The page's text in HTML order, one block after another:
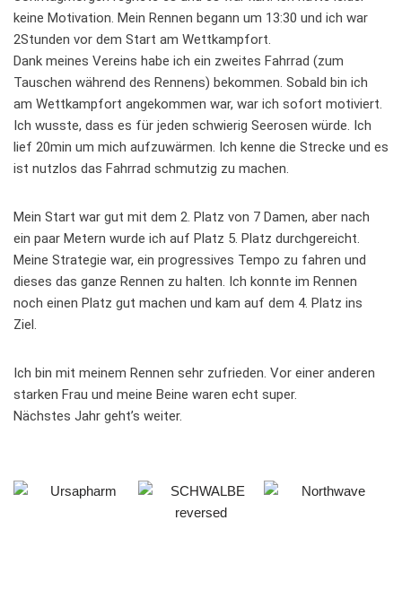
keine Motivation. Mein Rennen begann um 13:30 und ich war
2Stunden vor dem Start am Wettkampfort.
Dank meines Vereins habe ich ein zweites Fahrrad (zum
Tauschen während des Rennens) bekommen. Sobald bin ich
am Wettkampfort angekommen war, war ich sofort motiviert.
Ich wusste, dass es für jeden schwierig Seerosen würde. Ich
lief 20min um mich aufzuwärmen. Ich kenne die Strecke und es
ist nutzlos das Fahrrad schmutzig zu machen.
Mein Start war gut mit dem 2. Platz von 7 Damen, aber nach
ein paar Metern wurde ich auf Platz 5. Platz durchgereicht.
Meine Strategie war, ein progressives Tempo zu fahren und
dieses das ganze Rennen zu halten. Ich konnte im Rennen
noch einen Platz gut machen und kam auf dem 4. Platz ins
Ziel.
Ich bin mit meinem Rennen sehr zufrieden. Vor einer anderen
starken Frau und meine Beine waren echt super.
Nächstes Jahr geht’s weiter.